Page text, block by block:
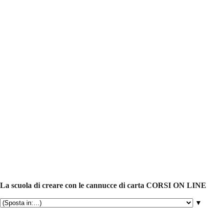
La scuola di creare con le cannucce di carta CORSI ON LINE
▼